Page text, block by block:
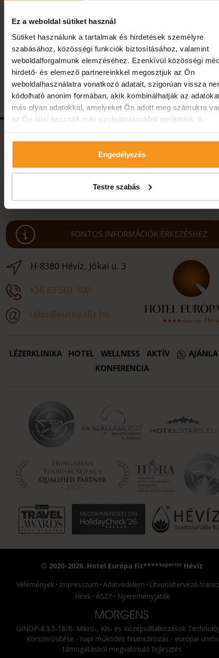
Ez a weboldal sütiket használ
Sütiket használunk a tartalmak és hirdetések személyre
szabásához, közösségi funkciók biztosításához, valamint
weboldalforgalmunk elemzéséhez. Ezenkívül közösségi
hirdető- és elemező partnereinkkel megosztjuk az Ön
weboldalhasználatra vonatkozó adatait, szigorúan vissza
kódolható anonim formában, akik kombinálhatják az
más olyan adatokkal, amelyeket Ön adott meg számukra
az Ön által használt más szolgáltatásokból gyűjtöttek. A
használatához.
Engedélyezés
Testre szabás
Előző hír Vissza Következő
Kövessen minket!
FONTOS INFORMÁCIÓK ÉRKEZÉSHEZ
H-8380 Hévíz, Jókai u. 3
+36 83 501 100
sales@europafit.hu
LÉZERKLINIKA HOTEL WELLNESS AKTÍV
KONFERENCIA
© 2020-2026. Hotel Európa Fit****superior Hévíz
Vélemények
Impresszum Adatvédelem
Útvonaltervező-
Hírek ÁSZF Nyereményjáték
GINOP-8.3.5-18/B: Mikro-, Kis- és Középvállalkozások
Korszerűsítése - napi működés finanszírozás - európai uniós
támogatásból megvalósuló fejlesztés